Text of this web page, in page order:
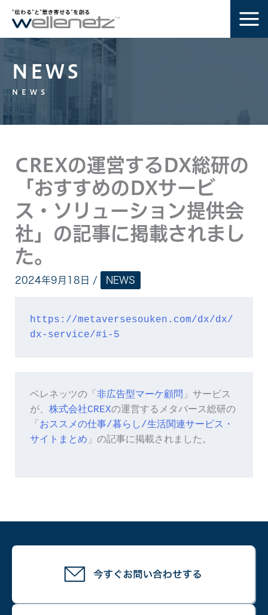
を
プ
NEWS
NEWS
CREXの運営するDX総研の
「おすすめのDXサービ
ス・ソリューション提供会
社」の記事に掲載されまし
た。
2024年9月18日 / NEWS
https://metaversesouken.com/dx/dx/
dx-service/#i-5
ベレネッツの「非広告型マーケ顧問 」サービス
が、株式会社CREXの運営するメタバース総研の
「 おススメの仕事/暮らし/生活関連サービス・
サイトまとめ 」の記事に掲載されました。